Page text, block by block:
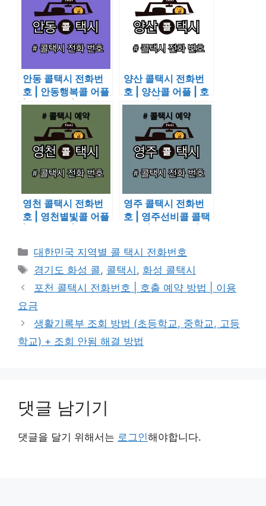
안동 콜택시 전화번
호 | 안동행복콜 어플
| 호출 예약 | 이용 요
금 알아보기
양산 콜택시 전화번
호 | 양산콜 어플 | 호
출 예약 | 이용 요금
알아보기
영천 콜택시 전화번
호 | 영천별빛콜 어플
영주 콜택시 전화번
호 | 영주선비콜 콜택
카
테
리
대한민국 지역별 콜 택시 전화번호
태
그
경기도 화성 콜, 콜택시 , 화성 콜택시
포천 콜택시 전화번호 | 호출 예약 방법 | 이용
요금
생활기록부 조회 방법 (초등학교, 중학교, 고등
학교) + 조회 안됨 해결 방법
댓글 남기기
댓글을 달기 위해서는 로그인해야합니다.